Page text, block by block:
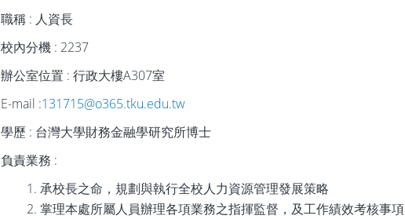
職稱 : 人資長
校內分機 : 2237
辦公室位置 : 行政大樓A307室
E-mail :131715@o365.tku.edu.tw
學歷 : 台灣大學財務金融學研究所博士
負責業務 :
承校長之命，規劃與執行全校人力資源管理發展策略
掌理本處所屬人員辦理各項業務之指揮監督，及工作績效考核事項